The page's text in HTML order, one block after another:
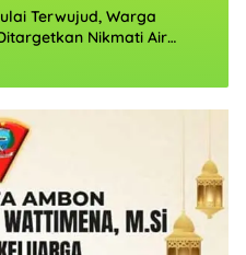
Terwujud, Warga
Nikmati Air
Agustus